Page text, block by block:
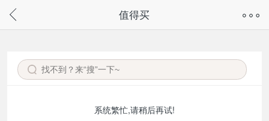
请通过微信或支付宝搜“奇兔客小程序”访问
值得买
系统繁忙,请稍后再试!